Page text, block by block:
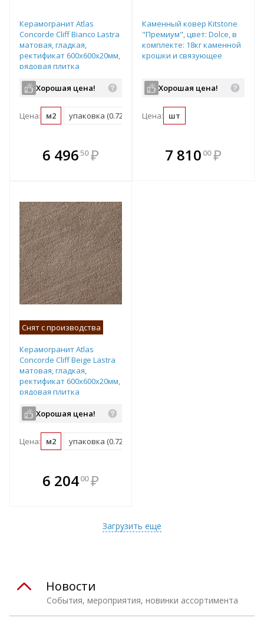
Керамогранит Atlas
Concorde Cliff Bianco Lastra
матовая, гладкая,
ректификат 600х600х20мм,
рядовая плитка
Хорошая цена!
Цена: м2 упаковка (0.72 м2) поддон (21.6 м2)
6 49650 ₽
В комплекте
всегда выгоднее!
Каменный ковер Kitstone
"Премиум", цвет: Dolce, в
комплекте: 18кг каменной
крошки и связующее
Хорошая цена!
Цена: шт
В комплекте
всегда выгоднее!
7 810 00 ₽
Снят с производства
Керамогранит Atlas
Concorde Cliff Beige Lastra
матовая, гладкая,
ректификат 600х600х20мм,
рядовая плитка
Хорошая цена!
Цена: м2 упаковка (0.72 м2)
6 20400 ₽
Загрузить еще
События, мероприятия, новинки ассортимента
Новости